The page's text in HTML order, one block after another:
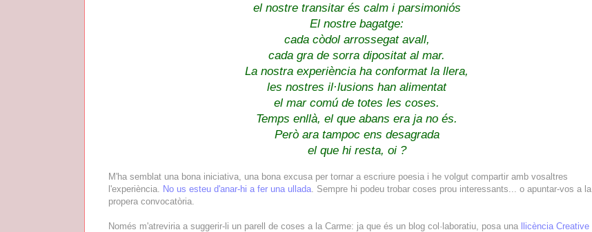
el nostre transitar és calm i parsimoniós
El nostre bagatge:
cada còdol arrossegat avall,
cada gra de sorra dipositat al mar.
La nostra experiència ha conformat la llera,
les nostres il·lusions han alimentat
el mar comú de totes les coses.
Temps enllà, el que abans era ja no és.
Però ara tampoc ens desagrada
el que hi resta, oi ?
M'ha semblat una bona iniciativa, una bona excusa per tornar a escriure poesia i he volgut compartir amb vosaltres
l'experiència.
No us esteu d'anar-hi a fer una ullada . Sempre hi podeu trobar coses prou interessants... o apuntar-vos a la
propera convocatòria.
Només m'atreviria a suggerir-li un parell de coses a la Carme: ja que és un blog col·laboratiu, posa una
llicència Creative